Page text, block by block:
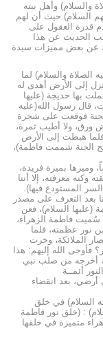
والسلام) وأهل بيته
السلام) حيث أن لهم
قدرة العقول على
الحديث عن هذا
عن بعض مميزات سيدة
الصلاة والسلام) لما
إلى الأرض أهدى له
بها خديجة (عليها
عن عائشة قالت، قال رسول الله(عليه
فوقعت على شجرة
ورق، ولا أطيب ثمرة،
هبطت إلى الأرض
الجنة شممت فاطمة)،
وميزها بميزة فريدة،
وكنه معرفته، إلا أننا
المستودع فيها).
بعد التعرف على مصدر
السلام)، فعن
سُميت فاطمة الزهراء،
نور عظمته، فلما
الملائكة، وخرت
فأوحى الله إليهم: هذا
أخرجه من صلب نبي
أئمــة
بعد انقضاء
السلام) في خلق
: (خلق نور فاطمة
إلى أن الزهراء متميزة في خلقها